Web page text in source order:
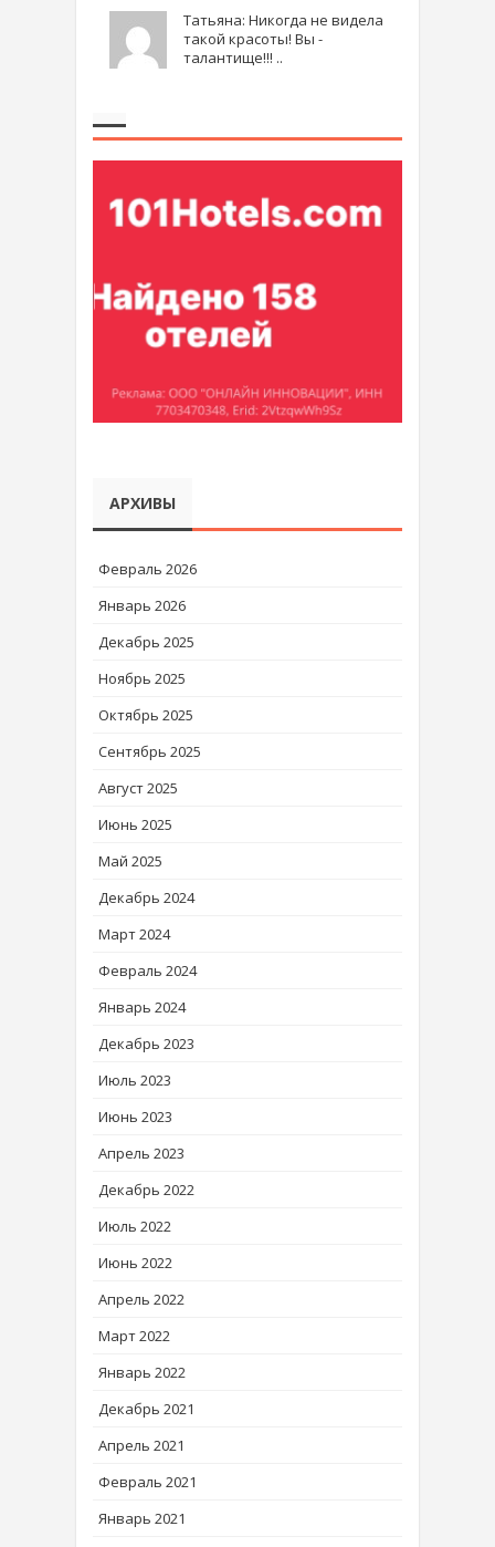
Татьяна: Никогда не видела
такой красоты! Вы -
талантище!!! ..
АРХИВЫ
Февраль 2026
Январь 2026
Декабрь 2025
Ноябрь 2025
Октябрь 2025
Сентябрь 2025
Август 2025
Июнь 2025
Май 2025
Декабрь 2024
Март 2024
Февраль 2024
Январь 2024
Декабрь 2023
Июль 2023
Июнь 2023
Апрель 2023
Декабрь 2022
Июль 2022
Июнь 2022
Апрель 2022
Март 2022
Январь 2022
Декабрь 2021
Апрель 2021
Февраль 2021
Январь 2021